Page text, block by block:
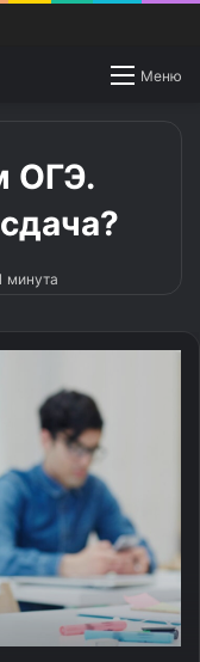
Меню
Switch
ОГЭ.
минута